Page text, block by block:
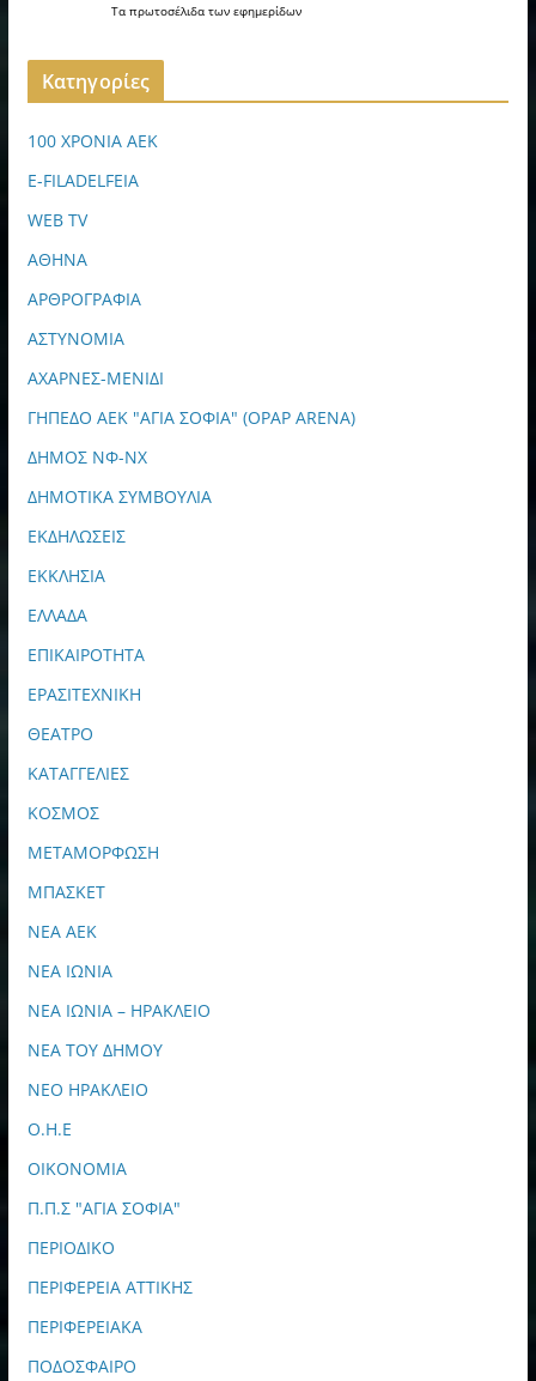
Ταπρωτοσέλιδατωνεφημερίδων
Kατηγορίες
100 ΧΡΟΝΙΑ ΑΕΚ
E-FILADELFEIA
WEB TV
ΑΘΗΝΑ
ΑΡΘΡΟΓΡΑΦΙΑ
ΑΣΤΥΝΟΜΙΑ
ΑΧΑΡΝΕΣ-ΜΕΝΙΔΙ
ΓΗΠΕΔΟ ΑΕΚ "ΑΓΙΑ ΣΟΦΙΑ" (OPAP ARENA)
ΔΗΜΟΣ ΝΦ-ΝΧ
ΔΗΜΟΤΙΚΑ ΣΥΜΒΟΥΛΙΑ
ΕΚΔΗΛΩΣΕΙΣ
ΕΚΚΛΗΣΙΑ
ΕΛΛΑΔΑ
ΕΠΙΚΑΙΡΟΤΗΤΑ
ΕΡΑΣΙΤΕΧΝΙΚΗ
ΘΕΑΤΡΟ
ΚΑΤΑΓΓΕΛΙΕΣ
ΚΟΣΜΟΣ
ΜΕΤΑΜΟΡΦΩΣΗ
ΜΠΑΣΚΕΤ
ΝΕΑ ΑΕΚ
ΝΕΑ ΙΩΝΙΑ
ΝΕΑ ΙΩΝΙΑ – ΗΡΑΚΛΕΙΟ
ΝΕΑ ΤΟΥ ΔΗΜΟΥ
ΝΕΟ ΗΡΑΚΛΕΙΟ
Ο.Η.Ε
ΟΙΚΟΝΟΜΙΑ
Π.Π.Σ "ΑΓΙΑ ΣΟΦΙΑ"
ΠΕΡΙΟΔΙΚΟ
ΠΕΡΙΦΕΡΕΙΑ ΑΤΤΙΚΗΣ
ΠΕΡΙΦΕΡΕΙΑΚΑ
ΠΟΔΟΣΦΑΙΡΟ